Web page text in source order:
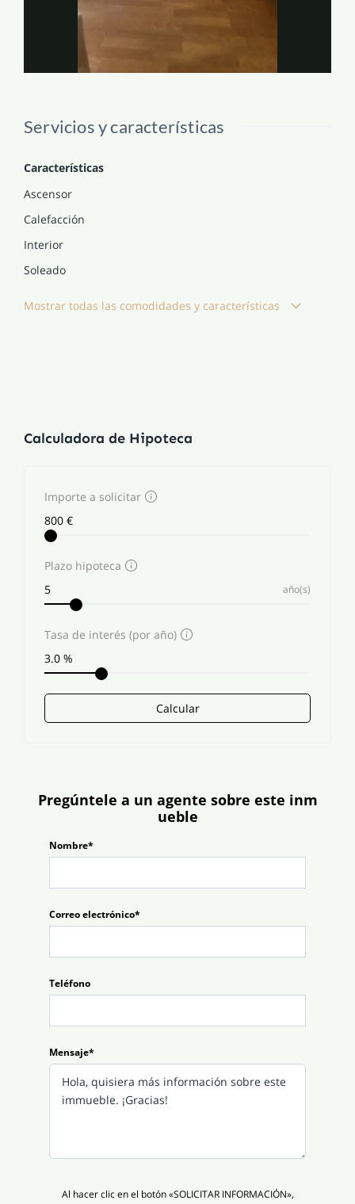
Servicios y características
Características
Ascensor
Calefacción
Interior
Soleado
Mostrar todas las comodidades y características
Calculadora de Hipoteca
Importe a solicitar
Plazo hipoteca
año(s)
Tasa de interés (por año)
Calcular
Pregúntele a un agente sobre este inm
ueble
Nombre*
Correo electrónico*
Teléfono
Mensaje*
Al hacer clic en el botón «SOLICITAR INFORMACIÓN»,